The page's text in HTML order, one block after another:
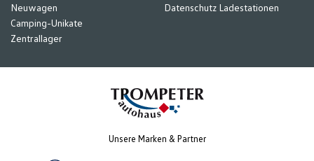
Neuwagen
Camping-Unikate
Zentrallager
Datenschutz Ladestationen
Unsere Marken & Partner